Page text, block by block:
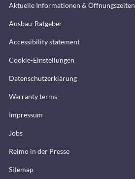
Aktuelle Informationen & Öffnungszeiten
Ausbau-Ratgeber
Accessibility statement
Cookie-Einstellungen
Datenschutzerklärung
Warranty terms
Impressum
Jobs
Reimo in der Presse
Sitemap